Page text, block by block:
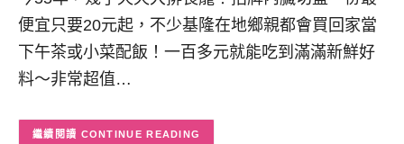
便宜只要20元起，不少基隆在地鄉親都會買回家當
下午茶或小菜配飯！一百多元就能吃到滿滿新鮮好
料～非常超值…
CONTINUE READING